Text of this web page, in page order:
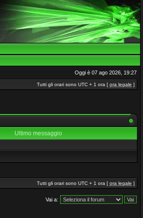
Oggi è 07 ago 2026, 19:27
Tutti gli orari sono UTC + 1 ora [ ora legale ]
Ultimo messaggio
Tutti gli orari sono UTC + 1 ora [ ora legale ]
Vai a: